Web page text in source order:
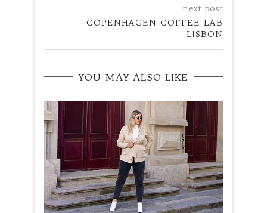
next post
COPENHAGEN COFFEE LAB
LISBON
YOU MAY ALSO LIKE